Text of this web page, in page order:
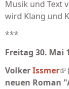
Musik und Text
wird Klang und
***
Freitag 30. Mai
VolkerIssmer
neuen Roman